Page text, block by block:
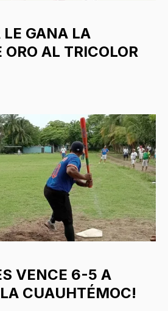
LE GANA LA
AL TRICOLOR
VENCE 6-5 A
CUAUHTÉMOC!